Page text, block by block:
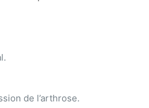
de l’arthrose.